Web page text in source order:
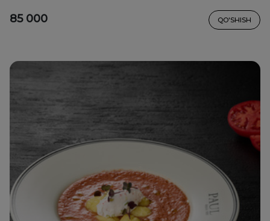
85 000 QO'SHISH